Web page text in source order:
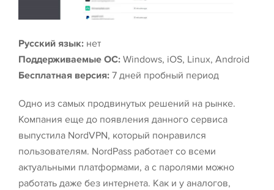
Русский язык: нет
Поддерживаемые ОС: Windows, iOS, Linux, Android
Бесплатная версия: 7 дней пробный период
Одно из самых продвинутых решений на рынке.
Компания еще до появления данного сервиса
выпустила NordVPN, который понравился
пользователям. NordPass работает со всеми
актуальными платформами, а с паролями можно
работать даже без интернета. Как и у аналогов,